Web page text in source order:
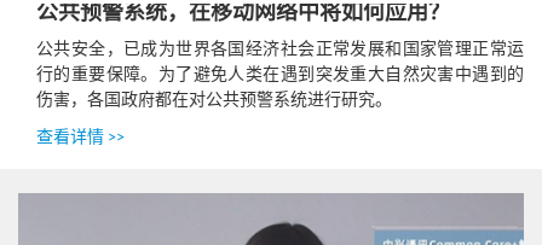
公共预警系统，在移动网络中将如何应用？
公共安全，已成为世界各国经济社会正常发展和国家管理正常运
行的重要保障。为了避免人类在遇到突发重大自然灾害中遇到的
伤害，各国政府都在对公共预警系统进行研究。
查看详情 >>